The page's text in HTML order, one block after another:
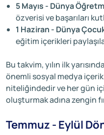
5 Mayıs - Dünya
özverisi ve başarıları
1 Haziran - Dünya
eğitim içerikleri
Bu takvim, yılın ilk
önemli sosyal medya
niteliğindedir ve her gün
oluşturmak adına zengin
Temmuz - Eylül